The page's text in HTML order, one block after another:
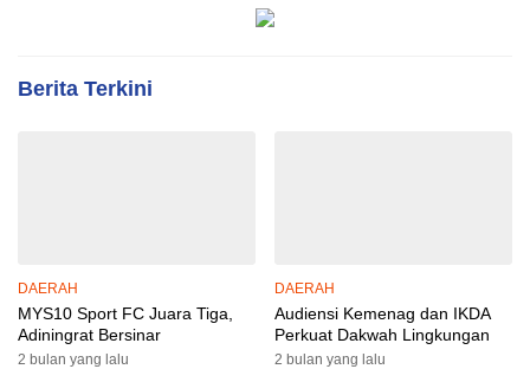
Berita Terkini
DAERAH
MYS10 Sport FC Juara Tiga,
Adiningrat Bersinar
2 bulan yang lalu
DAERAH
Audiensi Kemenag dan IKDA
Perkuat Dakwah Lingkungan
2 bulan yang lalu